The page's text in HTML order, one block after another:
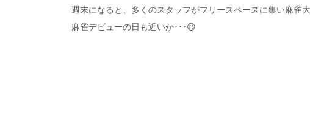
週末になると、多くのスタッフがフリースペースに集い麻雀
麻雀デビューの日も近いか･･･😆